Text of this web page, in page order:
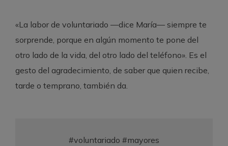
«La labor de voluntariado —dice María— siempre te
sorprende, porque en algún momento te pone del
otro lado de la vida, del otro lado del teléfono». Es el
gesto del agradecimiento, de saber que quien recibe,
tarde o temprano, también da.
#voluntariado #mayores